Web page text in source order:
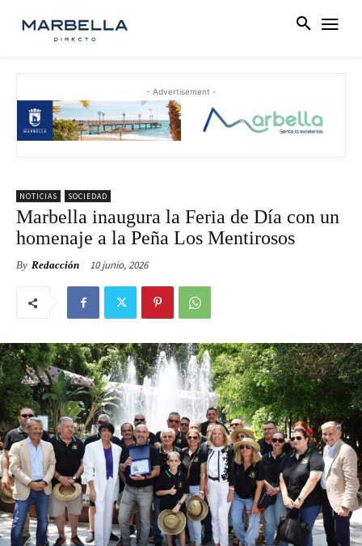
- Advertisement -
NOTICIAS SOCIEDAD
Marbella inaugura la Feria de Día con un
homenaje a la Peña Los Mentirosos
By Redacción 10 junio, 2026